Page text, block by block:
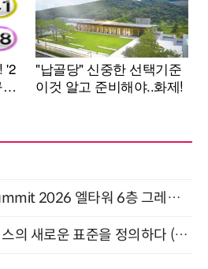
Next AI & Big Data Summit 2026 엘타워 6층 그레이스홀 개최 (9/18)
차세대 AICC, 고객 서비스의 새로운 표준을 정의하다 (9/9)